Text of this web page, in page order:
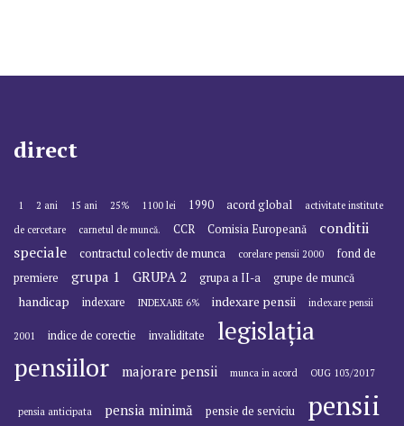
direct
1 2 ani 15 ani 25% 1100 lei 1990 acord global
activitate institute
de cercetare
carnetul de muncă. CCR Comisia Europeană
conditii
speciale
contractul colectiv de munca corelare pensii 2000
fond de
premiere
grupa 1 GRUPA 2 grupa a II-a grupe de muncă
handicap indexare INDEXARE 6% indexare pensii indexare pensii
2001 indice de corectie invaliditate
legislația
pensiilor
majorare pensii munca in acord OUG 103/2017
pensia anticipata pensia minimă pensie de serviciu pensii